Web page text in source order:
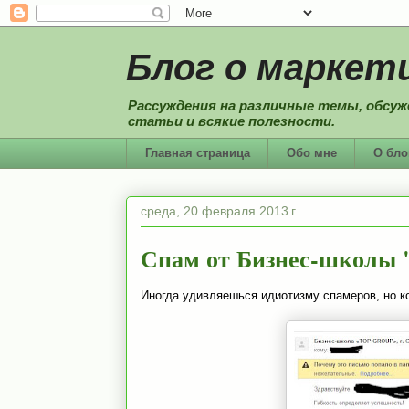
Блог о
Рассуждения на различные темы,
статьи и всякие полезности.
Главная страница Обо мне О
среда, 20 февраля 2013 г.
Спам от Бизнес-школы
Иногда удивляешься идиотизму спамеров, но